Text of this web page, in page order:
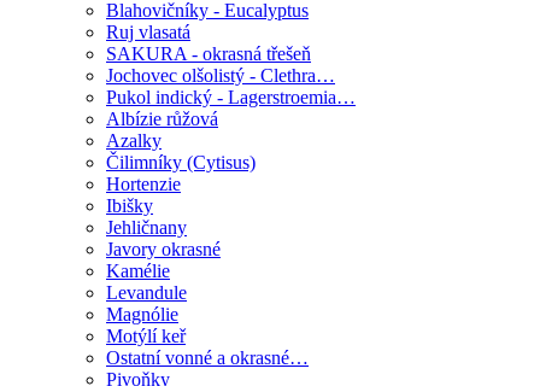
Blahovičníky - Eucalyptus
Ruj vlasatá
SAKURA - okrasná třešeň
Jochovec olšolistý - Clethra…
Pukol indický - Lagerstroemia…
Albízie růžová
Azalky
Čilimníky (Cytisus)
Hortenzie
Ibišky
Jehličnany
Javory okrasné
Kamélie
Levandule
Magnólie
Motýlí keř
Ostatní vonné a okrasné…
Pivoňky